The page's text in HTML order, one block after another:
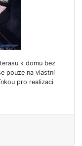
k domu bez
pouze na vlastní
pro realizaci